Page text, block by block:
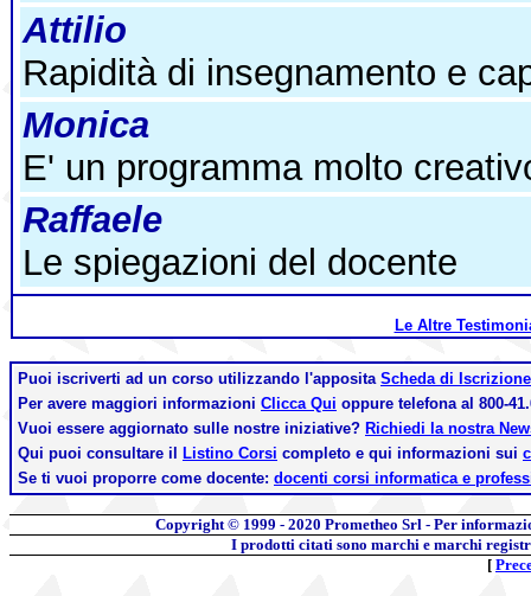
Attilio
Rapidità di insegnamento e
Monica
E' un programma molto
Raffaele
Le spiegazioni del docente
Le Altre
Puoi iscriverti ad un corso utilizzando l'apposita Scheda di Iscrizione
Per avere maggiori informazioni Clicca Qui oppure telefona al 800-
Vuoi essere aggiornato sulle nostre iniziative? Richiedi la nostra
Qui puoi consultare il
Listino Corsi completo e qui informazioni sui
Se ti vuoi proporre come docente: docenti corsi informatica e
Copyright © 1999 - 2020 Prometheo Srl - Per
I prodotti citati sono marchi e marchi
[